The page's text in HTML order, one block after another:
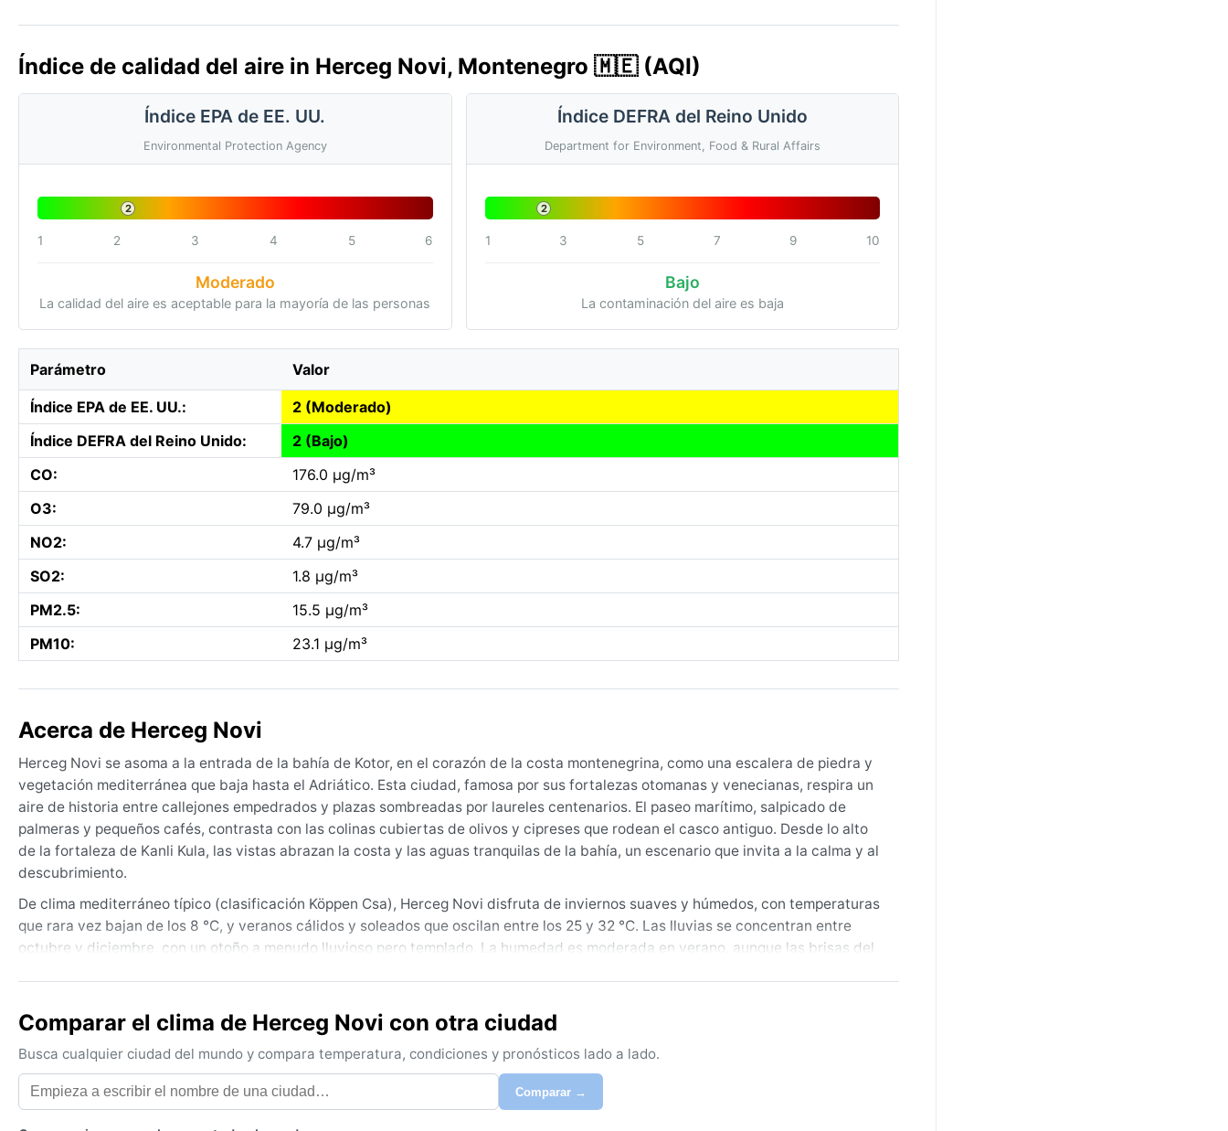
Índice de calidad del aire in Herceg Novi, Montenegro 🇲🇪 (AQI)
Índice EPA de EE. UU.
Environmental Protection Agency
2
1 2 3 4 5 6
Moderado
La calidad del aire es aceptable para la mayoría de las personas
Índice DEFRA del Reino Unido
Department for Environment, Food & Rural Affairs
2
1 3 5 7 9 10
Bajo
La contaminación del aire es baja
Parámetro Valor
Índice EPA de EE. UU.:
2 (Moderado)
Índice DEFRA del Reino Unido:
2 (Bajo)
CO:
176.0 µg/m³
O3:
79.0 µg/m³
NO2:
4.7 µg/m³
SO2:
1.8 µg/m³
PM2.5:
15.5 µg/m³
PM10:
23.1 µg/m³
Acerca de Herceg Novi
Herceg Novi se asoma a la entrada de la bahía de Kotor, en el corazón de la costa montenegrina, como una escalera de piedra y
vegetación mediterránea que baja hasta el Adriático. Esta ciudad, famosa por sus fortalezas otomanas y venecianas, respira un
aire de historia entre callejones empedrados y plazas sombreadas por laureles centenarios. El paseo marítimo, salpicado de
palmeras y pequeños cafés, contrasta con las colinas cubiertas de olivos y cipreses que rodean el casco antiguo. Desde lo alto
de la fortaleza de Kanli Kula, las vistas abrazan la costa y las aguas tranquilas de la bahía, un escenario que invita a la calma y al
descubrimiento.
De clima mediterráneo típico (clasificación Köppen Csa), Herceg Novi disfruta de inviernos suaves y húmedos, con temperaturas
que rara vez bajan de los 8 °C, y veranos cálidos y soleados que oscilan entre los 25 y 32 °C. Las lluvias se concentran entre
octubre y diciembre, con un otoño a menudo lluvioso pero templado. La humedad es moderada en verano, aunque las brisas del
El mejor momento para visitarla, desde el punto de vista meteorológico, es entre mayo y principios de octubre. Julio y agosto
ofrecen el calor más estable, ideales para disfrutar de las playas de Igalo y las calas cercanas, mientras que septiembre es
perfecto para paseos sin aglomeraciones. No hay fenómenos extremos como huracanes, pero sí es posible que el viento bora
sople en invierno, bajando la sensación térmica. También son frecuentes las nieblas matinales en la bahía durante el otoño, que
ceden con el sol.
Comparar el clima de Herceg Novi con otra ciudad
Busca cualquier ciudad del mundo y compara temperatura, condiciones y pronósticos lado a lado.
Comparar →